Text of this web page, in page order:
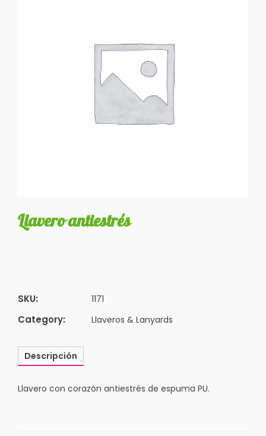
Llavero antiestrés
SKU: 1171
Category: Llaveros & Lanyards
Descripción
Llavero con corazón antiestrés de espuma PU.